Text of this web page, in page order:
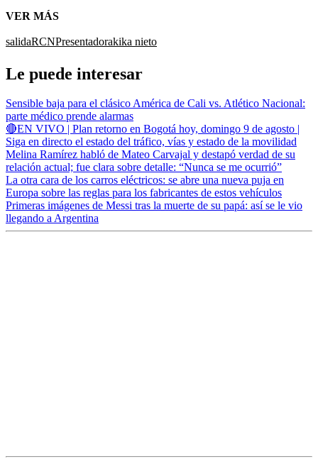
VER MÁS
salidaRCNPresentadorakika nieto
Le puede interesar
Sensible baja para el clásico América de Cali vs. Atlético Nacional:
parte médico prende alarmas
🔴EN VIVO | Plan retorno en Bogotá hoy, domingo 9 de agosto |
Siga en directo el estado del tráfico, vías y estado de la movilidad
Melina Ramírez habló de Mateo Carvajal y destapó verdad de su
relación actual; fue clara sobre detalle: “Nunca se me ocurrió”
La otra cara de los carros eléctricos: se abre una nueva puja en
Europa sobre las reglas para los fabricantes de estos vehículos
Primeras imágenes de Messi tras la muerte de su papá: así se le vio
llegando a Argentina